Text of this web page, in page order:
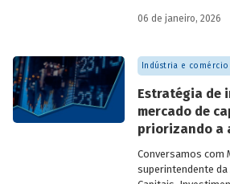
economia do país
economistas
06 de janeiro, 2026
Indústria e
Estratégia de
mercado de
priorizando a
Conversamos com
superintendente da